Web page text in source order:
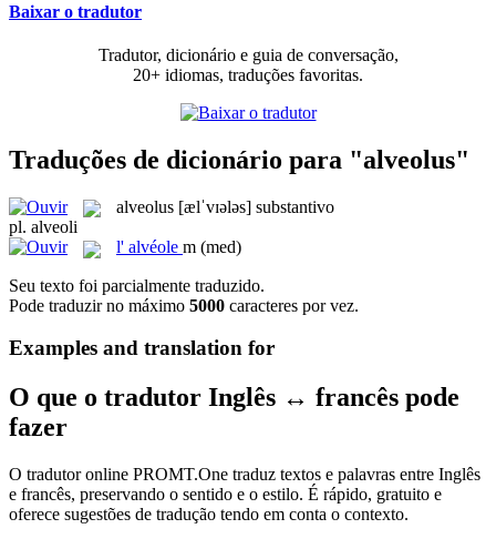
Baixar o tradutor
Tradutor, dicionário e guia de conversação,
20+ idiomas, traduções favoritas.
Traduções de dicionário para "alveolus"
alveolus [ælˈvɪələs] substantivo
pl. alveoli
l' alvéole m (med)
Seu texto foi parcialmente traduzido.
Pode traduzir no máximo 5000 caracteres por vez.
Examples and translation for
O que o tradutor Inglês ↔ francês pode
fazer
O tradutor online PROMT.One traduz textos e palavras entre Inglês
e francês, preservando o sentido e o estilo. É rápido, gratuito e
oferece sugestões de tradução tendo em conta o contexto.